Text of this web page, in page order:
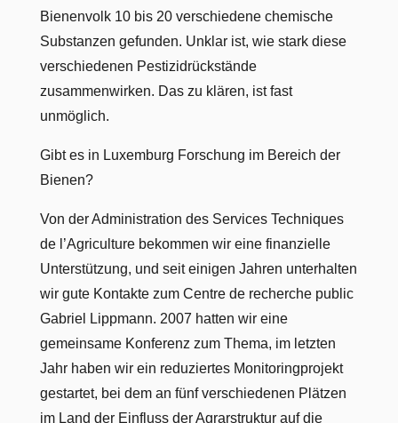
Bienenvolk 10 bis 20 verschiedene chemische
Substanzen gefunden. Unklar ist, wie stark diese
verschiedenen Pestizidrückstände
zusammenwirken. Das zu klären, ist fast
unmöglich.
Gibt es in Luxemburg Forschung im Bereich der
Bienen?
Von der Administration des Services Techniques
de l’Agriculture bekommen wir eine finanzielle
Unterstützung, und seit einigen Jahren unterhalten
wir gute Kontakte zum Centre de recherche public
Gabriel Lippmann. 2007 hatten wir eine
gemeinsame Konferenz zum Thema, im letzten
Jahr haben wir ein reduziertes Monitoringprojekt
gestartet, bei dem an fünf verschiedenen Plätzen
im Land der Einfluss der Agrarstruktur auf die